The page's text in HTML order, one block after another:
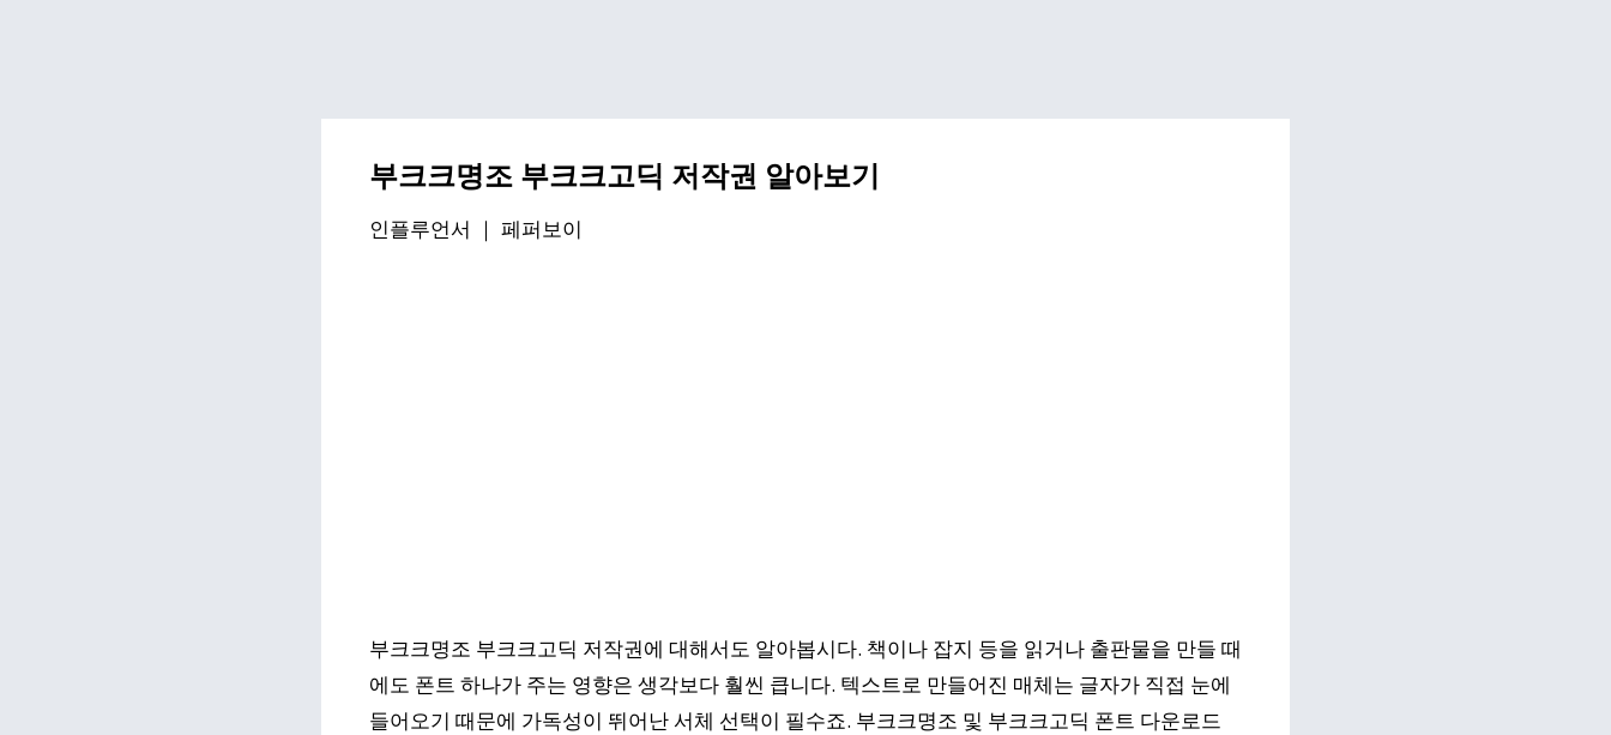
부크크명조 부크크고딕 저작권 알아보기
인플루언서 ｜ 페퍼보이
부크크명조 부크크고딕 저작권에 대해서도 알아봅시다. 책이나 잡지 등을 읽거나 출판물을 만들 때
에도 폰트 하나가 주는 영향은 생각보다 훨씬 큽니다. 텍스트로 만들어진 매체는 글자가 직접 눈에
들어오기 때문에 가독성이 뛰어난 서체 선택이 필수죠. 부크크명조 및 부크크고딕 폰트 다운로드